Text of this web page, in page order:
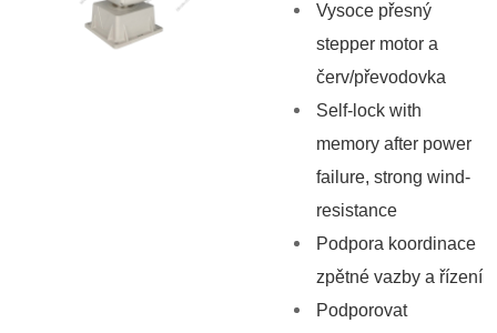
Vysoce přesný
stepper motor a
červ/převodovka
Self-lock with
memory after power
failure, strong wind-
resistance
Podpora koordinace
zpětné vazby a řízení
Podporovat